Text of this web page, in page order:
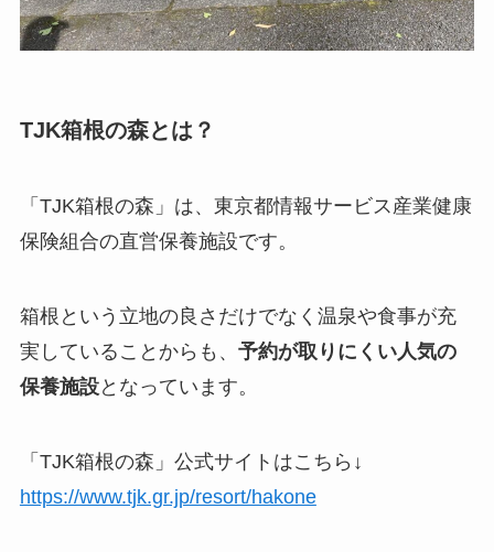
TJK箱根の森とは？
「TJK箱根の森」は、東京都情報サービス産業健康
保険組合の直営保養施設です。
箱根という立地の良さだけでなく温泉や食事が充
実していることからも、 予約が取りにくい人気の
保養施設となっています。
「TJK箱根の森」公式サイトはこちら↓
https://www.tjk.gr.jp/resort/hakone